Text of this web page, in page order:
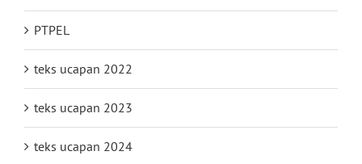
PTPEL
teks ucapan 2022
teks ucapan 2023
teks ucapan 2024